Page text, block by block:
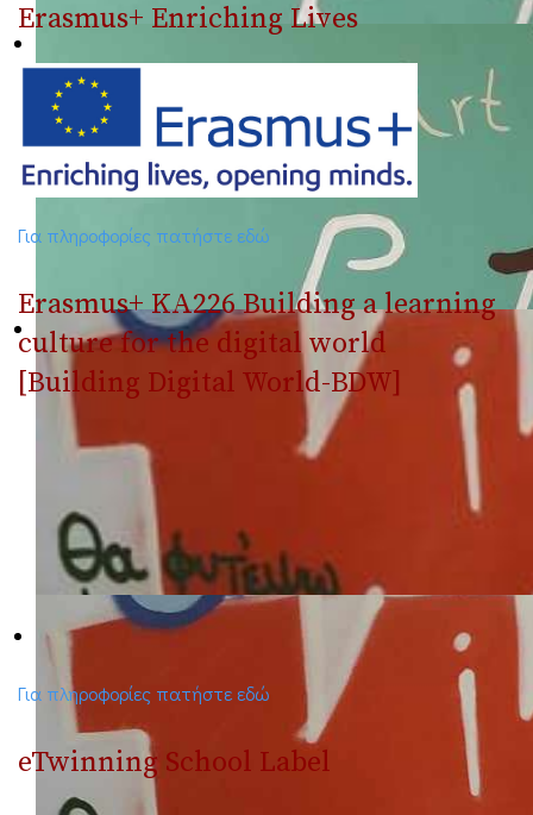
Erasmus+ Enriching Lives
Για πληροφορίες πατήστε εδώ
Erasmus+ ΚΑ226 Building a learning
culture for the digital world
[Building Digital World-BDW]
Για πληροφορίες πατήστε εδώ
eTwinning School Label